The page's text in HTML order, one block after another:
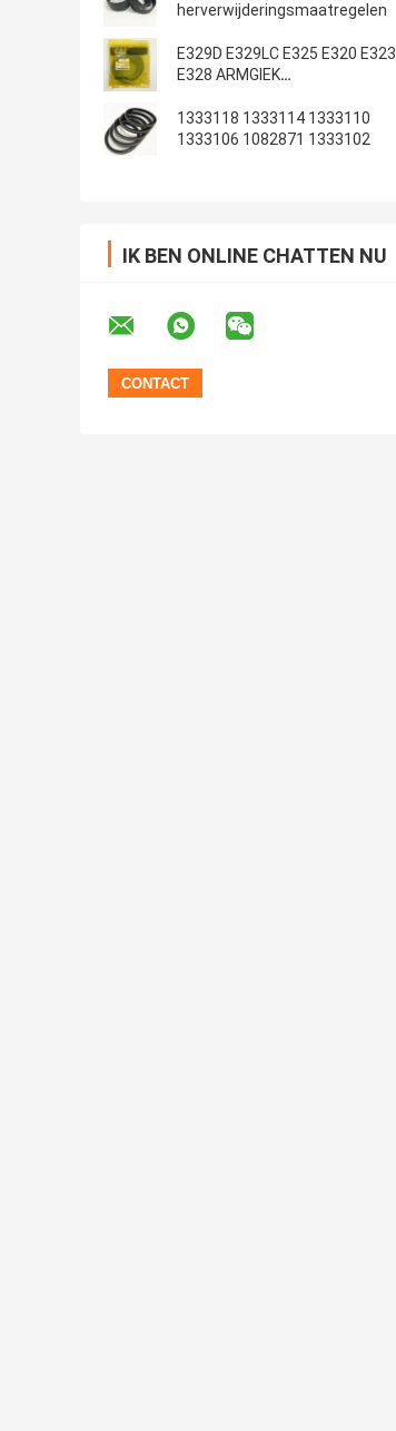
herverwijderingsmaatregelen
E329D E329LC E325 E320 E323
E328 ARMGIEK
1333118 1333114 1333110
1333106 1082871 1333102
IK BEN ONLINE CHATTEN NU